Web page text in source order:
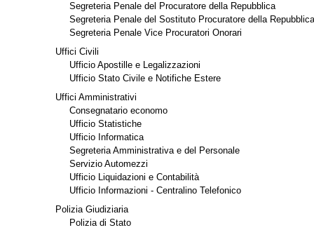
Segreteria Penale del Procuratore della Repubblica
Segreteria Penale del Sostituto Procuratore della
Segreteria Penale Vice Procuratori Onorari
Uffici Civili
Ufficio Apostille e Legalizzazioni
Ufficio Stato Civile e Notifiche Estere
Uffici Amministrativi
Consegnatario economo
Ufficio Statistiche
Ufficio Informatica
Segreteria Amministrativa e del Personale
Servizio Automezzi
Ufficio Liquidazioni e Contabilità
Ufficio Informazioni - Centralino Telefonico
Polizia Giudiziaria
Polizia di Stato